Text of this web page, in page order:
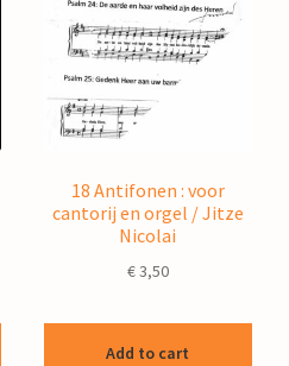
18 Antifonen : voor
cantorij en orgel / Jitze
Nicolai
€3,50
Add to cart